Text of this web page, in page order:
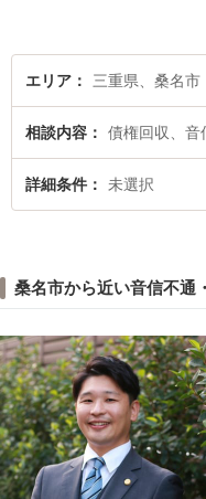
エリア 三重県、桑名市
相談内容 債権回収、音
詳細条件 未選択
桑名市から近い音信不通